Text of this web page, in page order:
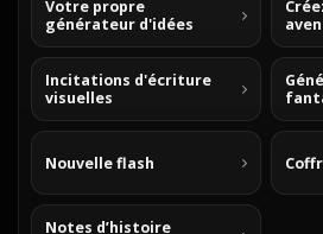
Votre propre
générateur d'idées
Incitations d'écriture
visuelles
Nouvelle flash
Notes d’histoire